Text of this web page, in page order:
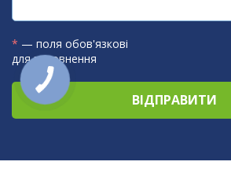
* — поля обов'язкові
для заповнення